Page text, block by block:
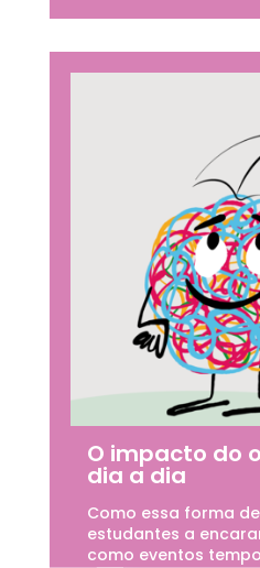
O impacto do
dia a dia
Como essa forma
estudantes a
como eventos